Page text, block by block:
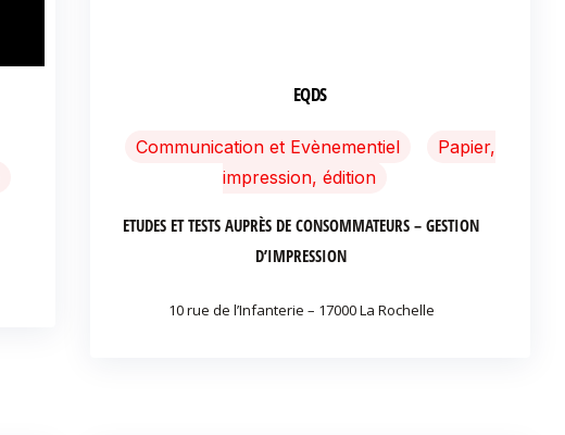
EQDS
Communication et Evènementiel
Papier,
impression, édition
ETUDES ET TESTS AUPRÈS DE CONSOMMATEURS – GESTION
D’IMPRESSION
10 rue de l’Infanterie – 17000 La Rochelle